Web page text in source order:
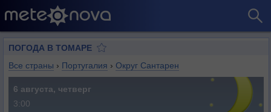
ПОГОДА В ТОМАРЕ
Все страны › Португалия › Округ Сантарен
6 августа, четверг
3:00